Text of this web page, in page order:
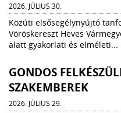
2026. JÚLIUS 30.
Közúti elsősegélynyújtó
Vöröskereszt Heves
alatt gyakorlati és elméleti...
GONDOS
SZAKEMBEREK
2026. JÚLIUS 29.